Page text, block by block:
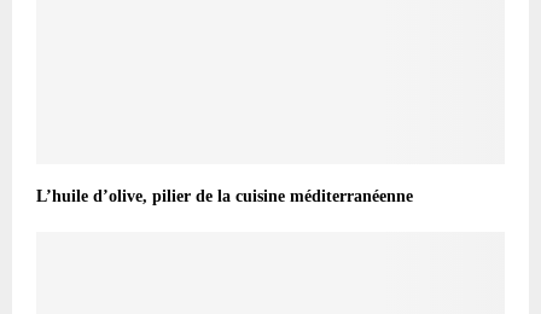
L’huile d’olive, pilier de la cuisine méditerranéenne